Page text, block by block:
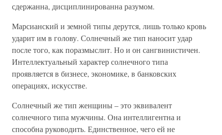
сдержанна, дисциплинированна разумом.
Марсианский и земной типы дерутся, лишь только кровь
ударит им в голову. Солнечный же тип наносит удар
после того, как поразмыслит. Но и он сангвинистичен.
Интеллектуальный характер солнечного типа
проявляется в бизнесе, экономике, в банковских
операциях, искусстве.
Солнечный же тип женщины – это эквивалент
солнечного типа мужчины. Она интеллигентна и
способна руководить. Единственное, чего ей не